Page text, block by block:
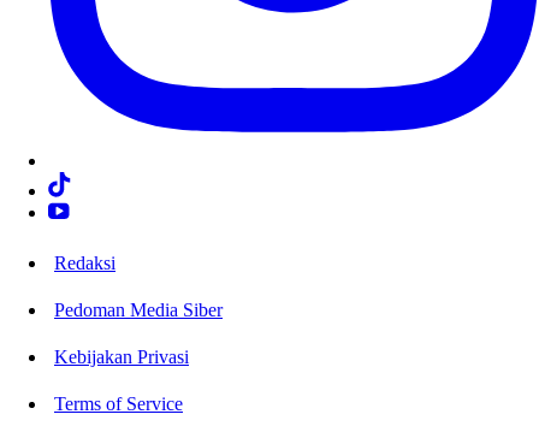
Redaksi
Pedoman Media Siber
Kebijakan Privasi
Terms of Service